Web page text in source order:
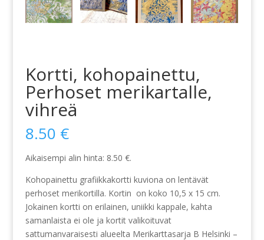
Kortti, kohopainettu,
Perhoset merikartalle,
vihreä
8.50 €
Aikaisempi alin hinta: 8.50 €.
Kohopainettu grafiikkakortti kuviona on lentävät
perhoset merikortilla. Kortin on koko 10,5 x 15 cm.
Jokainen kortti on erilainen, uniikki kappale, kahta
samanlaista ei ole ja kortit valikoituvat
sattumanvaraisesti alueelta Merikarttasarja B Helsinki –